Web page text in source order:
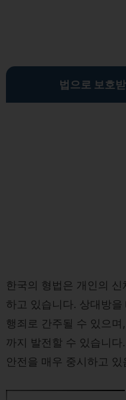
법으로 보호
한국의 형법은 개인의
하고 있습니다. 상대방
행죄로 간주될 수 있으
까지 발전할 수 있습니
안전을 매우 중시하고